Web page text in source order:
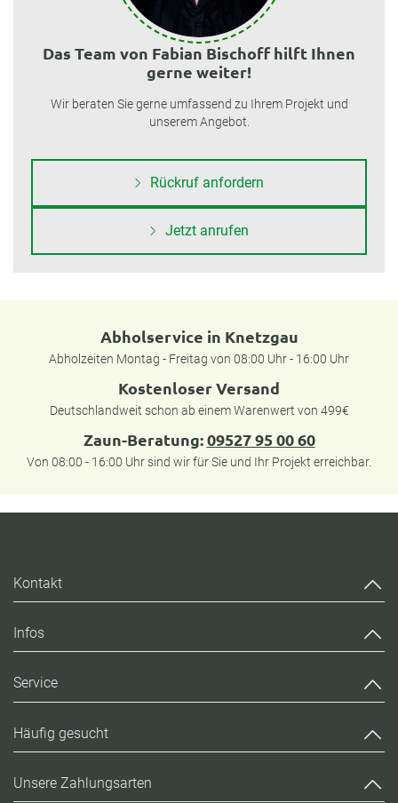
Das Team von Fabian Bischoff hilft Ihnen
gerne weiter!
Wir beraten Sie gerne umfassend zu Ihrem Projekt und
unserem Angebot.
Rückruf anfordern
Jetzt anrufen
Abholservice in Knetzgau
Abholzeiten Montag - Freitag von 08:00 Uhr - 16:00 Uhr
Kostenloser Versand
Deutschlandweit schon ab einem Warenwert von 499€
Zaun-Beratung:09527 95 00 60
Von 08:00 - 16:00 Uhr sind wir für Sie und Ihr Projekt erreichbar.
Kontakt
Infos
Service
Häufig gesucht
Unsere Zahlungsarten